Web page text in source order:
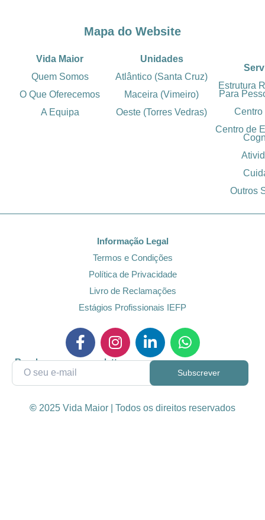
Mapa do Website
Vida Maior
Quem Somos
O Que Oferecemos
A Equipa
Unidades
Atlântico (Santa Cruz)
Maceira (Vimeiro)
Oeste (Torres Vedras)
Estrutura
Para
Centro
Centro de
Outros
Informação Legal
Termos e Condições
Política de Privacidade
Livro de Reclamações
Estágios Profissionais IEFP
Receba a nossa newsletter
© 2025 Vida Maior | Todos os direitos reservados